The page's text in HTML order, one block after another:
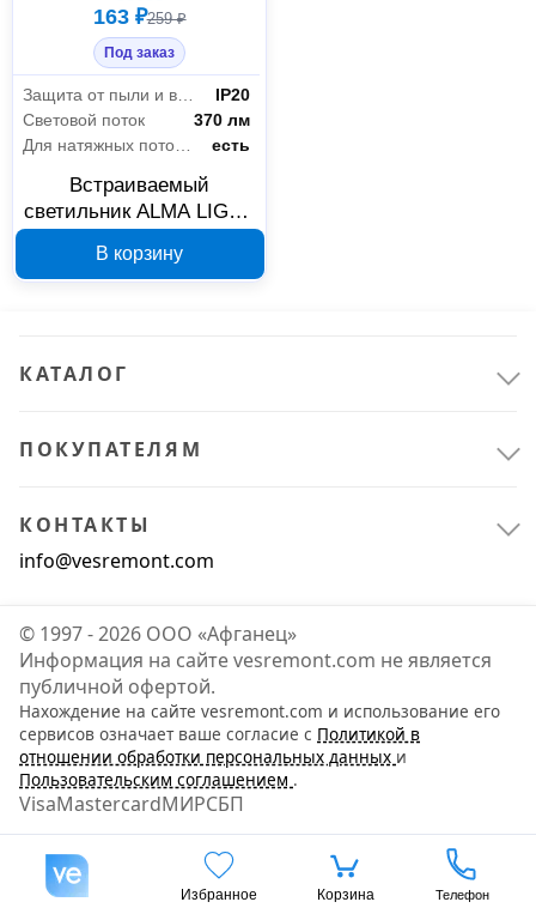
Избранное Корзина Телефон
Электрика и свет
Освещение 3
Светильники
163 ₽259 ₽
Под заказ
Защита от пыли и влаги
IP20
Световой поток
370 лм
есть
Встраиваемый
светильник ALMA LIGHT
4000 К 30981207
В корзину
КАТАЛОГ
ПОКУПАТЕЛЯМ
КОНТАКТЫ
info@vesremont.com
© 1997 - 2026 ООО «Афганец»
Информация на сайте vesremont.com не является
публичной офертой.
Нахождение на сайте vesremont.com и использование его
сервисов означает ваше согласие с Политикой в
отношении обработки персональных данных и
Пользовательским соглашением .
VisaMastercardМИРСБП